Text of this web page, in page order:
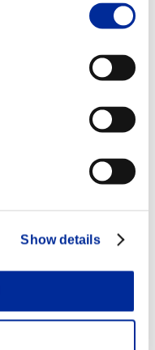
Show details